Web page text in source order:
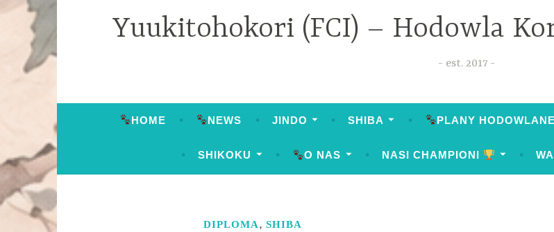
Yuukitohokori (FCI) – Hodowla
est. 2017
HOME NEWS JINDO SHIBA PLANY HODOWLANE
SHIKOKU O NAS NASI CHAMPIONI
DIPLOMA, SHIBA